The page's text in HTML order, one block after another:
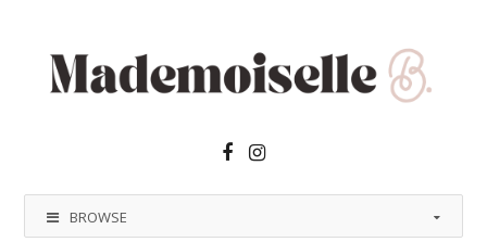
Facebook2
Instagram
BROWSE